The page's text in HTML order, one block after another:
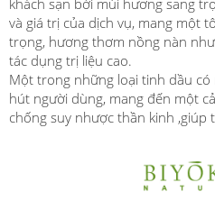
khách sạn bởi mùi hương sang
và giá trị của dịch vụ, mang một
trọng, hương thơm nồng nàn
tác dụng trị liệu cao.
Một trong những loại tinh dầu
hút người dùng, mang đến một
chống suy nhược thần kinh ,giúp